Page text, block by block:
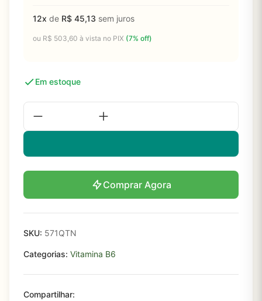
12x de R$ 45,13 sem juros
ou R$ 503,60 à vista no PIX (7% off)
Em estoque
Comprar Agora
SKU: 571QTN
Categorias: Vitamina B6
Compartilhar: